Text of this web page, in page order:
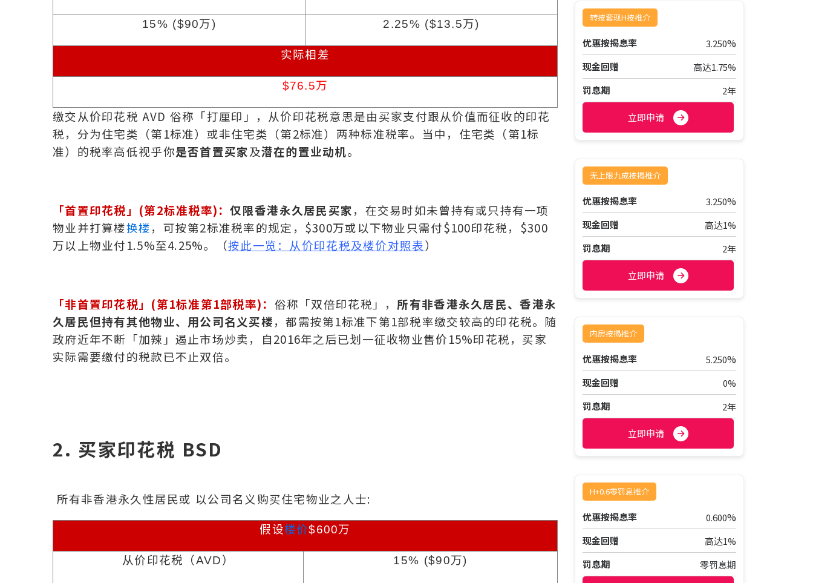
15% ($90万) 2.25% ($13.5万)
实际相差
$76.5万
缴交从价印花税 AVD 俗称「打厘印」，从价印花税意思是由买家支付跟从价值而征收的印花
税，分为住宅类（第1标准）或非住宅类（第2标准）两种标准税率。当中，住宅类（第1标
准）的税率高低视乎你是否首置买家及潜在的置业动机。
「首置印花税」(第2标准税率)：仅限香港永久居民买家 ，在交易时如未曾持有或只持有一项
物业并打算楼换楼，可按第2标准税率的规定，$300万或以下物业只需付$100印花税，$300
万以上物业付1.5%至4.25%。（按此一览：从价印花税及楼价对照表）
「非首置印花税」(第1标准第1部税率)： 俗称「双倍印花税」， 所有非香港永久居民、香港永
久居民但持有其他物业、用公司名义买楼，都需按第1标准下第1部税率缴交较高的印花税。随
政府近年不断「加辣」遏止市场炒卖，自2016年之后已划一征收物业售价15%印花税，买家
实际需要缴付的税款已不止双倍。
2. 买家印花税 BSD
所有非香港永久性居民或 以公司名义购买住宅物业之人士:
假设楼价$600万
从价印花税（AVD） 15% ($90万)
转按套现H按推介
优惠按揭息率 3.250%
现金回赠
高达1.75%
罚息期
2年
立即申请
无上限九成按揭推介
优惠按揭息率 3.250%
现金回赠
高达1%
罚息期
2年
立即申请
内房按揭推介
优惠按揭息率 5.250%
现金回赠
0%
罚息期
2年
立即申请
H+0.6零罚息推介
优惠按揭息率 0.600%
现金回赠
高达1%
罚息期
零罚息期